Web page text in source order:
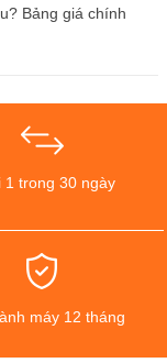
Bảng giá chính
1 trong 30 ngày
máy 12 tháng